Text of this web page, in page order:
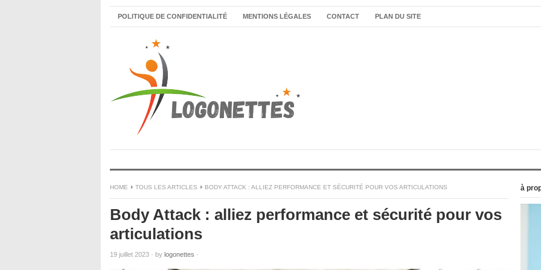
POLITIQUE DE CONFIDENTIALITÉ MENTIONS LÉGALES CONTACT PLAN DU SITE
HOME TOUS LES ARTICLES BODY ATTACK : ALLIEZ PERFORMANCE ET SÉCURITÉ POUR VOS ARTICULATIONS
Body Attack : alliez performance et sécurité pour vos
articulations
19 juillet 2023 · by logonettes ·
à